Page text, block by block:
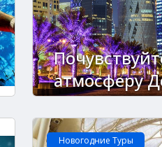
атмосферу
Новогодние Туры